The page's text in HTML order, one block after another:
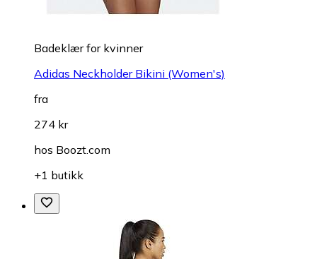
Badeklær for kvinner
Adidas Neckholder Bikini (Women's)
fra
274 kr
hos Boozt.com
+1 butikk